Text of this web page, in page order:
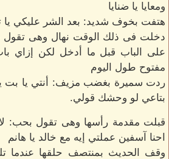
ومعايا يا ضنايا
هتفت بخوف شديد: بعد الشر عليكي يا
دخلت فى ذلك الوقت نهال وهى
على الباب قبل ما أدخل لكن إزاي
مفتوح طول اليوم
ردت سميرة بغضب مزيف: أنتي يا بت
بتاعي لو وحشك قولي.
قبلت مقدمة رأسها وهى تقول بحب:
احنا آسفين عملتي إيه مع خالد يا هانم
وقف الحديث بمنتصف حلقها عندما